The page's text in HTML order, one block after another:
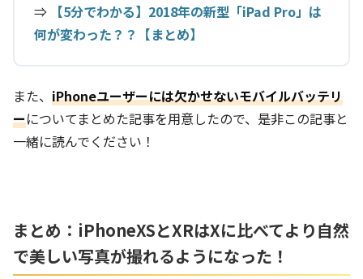
⇒ 【5分でわかる】2018年の新型「iPad Pro」は
何が変わった？？【まとめ】
また、 iPhoneユーザーには欠かせないモバイルバッテリ
ーについてまとめた記事を用意したので、是非この記事と
一緒に読んでください！
まとめ：iPhoneXSとXRはXに比べてより自然
で美しい写真が撮れるようになった！